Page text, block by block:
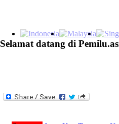
Selamat datang di